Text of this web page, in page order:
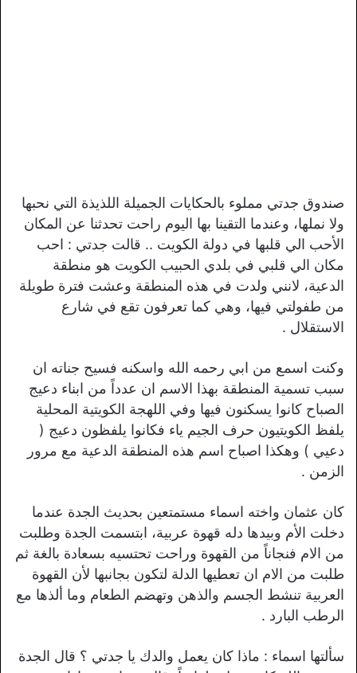
صندوق جدتي مملوء بالحكايات الجميلة اللذيذة التي نحبها
ولا نملها، وعندما التقينا بها اليوم راحت تحدثنا عن المكان
الأحب الي قلبها في دولة الكويت .. قالت جدتي : احب
مكان الي قلبي في بلدي الحبيب الكويت هو منطقة
الدعية، لانني ولدت في هذه المنطقة وعشت فترة طويلة
من طفولتي فيها، وهي كما تعرفون تقع في شارع
الاستقلال .
وكنت اسمع من ابي رحمه الله واسكنه فسيح جناته ان
سبب تسمية المنطقة بهذا الاسم ان عدداً من ابناء دعيج
الصباح كانوا يسكنون فيها وفي اللهجة الكويتية المحلية
يلفظ الكويتيون حرف الجيم ياء فكانوا يلفظون دعيج (
دعيي ) وهكذا اصباح اسم هذه المنطقة الدعية مع مرور
الزمن .
كان عثمان واخته اسماء مستمتعين بحديث الجدة عندما
دخلت الأم وبيدها دله قهوة عربية، ابتسمت الجدة وطلبت
من الام فنجاناً من القهوة وراحت تحتسيه بسعادة بالغة ثم
طلبت من الام ان تعطيها الدلة لتكون بجانبها لأن القهوة
العربية تنشط الجسم والذهن وتهضم الطعام وما ألذها مع
الرطب البارد .
سألتها اسماء : ماذا كان يعمل والدك يا جدتي ؟ قال الجدة